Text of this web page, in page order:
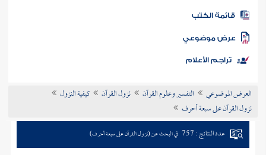
المكتبة
الكتب
موضوعي
تراجم الأعلام
العرض الموضوعي التفسير وعلوم القرآن نزول القرآن
كيفية النزول
نزول القرآن على سبعة أحرف
عدد النتائج : 757 في البحث عن (نزول القرآن على سبعة أحرف)